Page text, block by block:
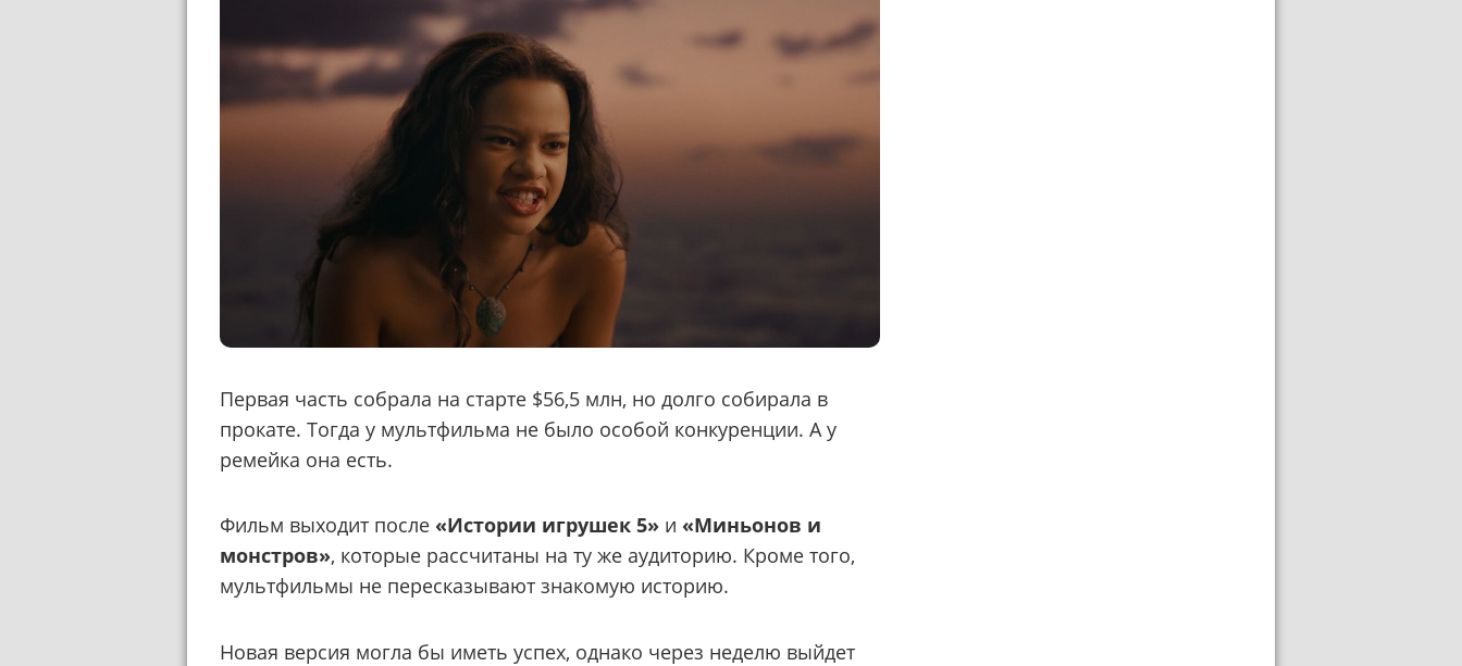
Первая часть собрала на старте $56,5 млн, но долго собирала в
прокате. Тогда у мультфильма не было особой конкуренции. А у
ремейка она есть.
Фильм выходит после «Истории игрушек 5» и «Миньонов и
монстров», которые рассчитаны на ту же аудиторию. Кроме того,
мультфильмы не пересказывают знакомую историю.
Новая версия могла бы иметь успех, однако через неделю выйдет